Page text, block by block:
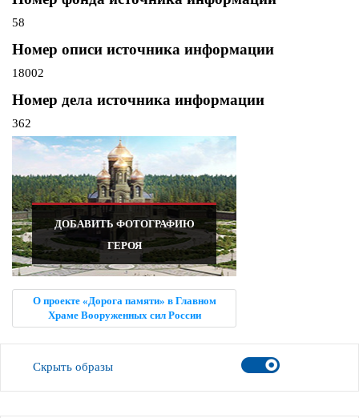
58
Номер описи источника информации
18002
Номер дела источника информации
362
ДОБАВИТЬ ФОТОГРАФИЮ
ГЕРОЯ
О проекте «Дорога памяти» в Главном
Храме Вооруженных сил России
Скрыть образы